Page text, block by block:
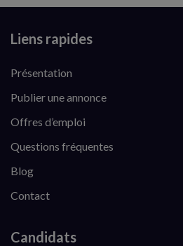
Liens rapides
Présentation
Publier une annonce
Offres d’emploi
Questions fréquentes
Blog
Contact
Candidats